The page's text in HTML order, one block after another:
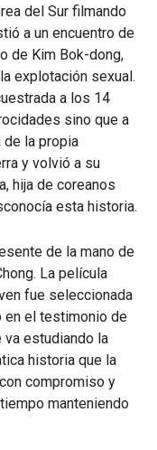
del Sur filmando
a un encuentro de
de Kim Bok-dong,
explotación sexual.
a los 14
sino que a
la propia
y volvió a su
hija de coreanos
esta historia.
de la mano de
La película
fue seleccionada
en el testimonio de
va estudiando la
historia que la
compromiso y
manteniendo